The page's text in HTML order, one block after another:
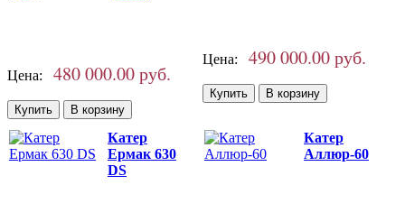
Цена: 480 000.00 руб.
Цена: 490 000.00 руб.
Катер
Ермак 630
DS
Катер
Аллюр-60